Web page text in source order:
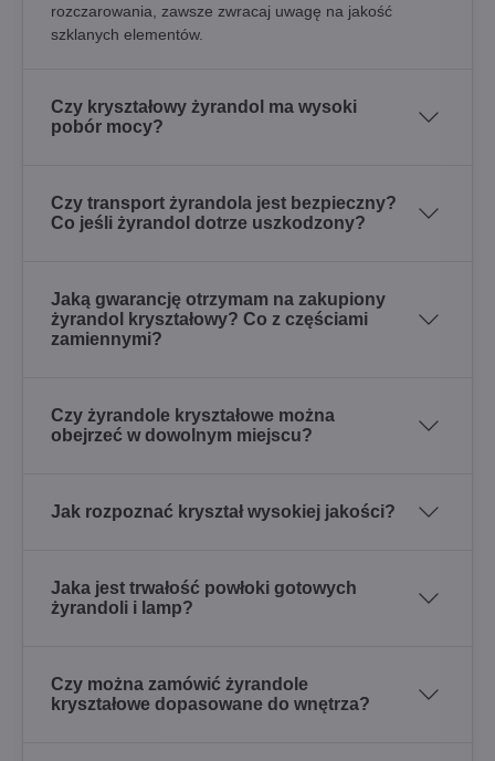
rozczarowania, zawsze zwracaj uwagę na jakość
szklanych elementów.
Czy kryształowy żyrandol ma wysoki
pobór mocy?
Czy transport żyrandola jest bezpieczny?
Co jeśli żyrandol dotrze uszkodzony?
Jaką gwarancję otrzymam na zakupiony
żyrandol kryształowy? Co z częściami
zamiennymi?
Czy żyrandole kryształowe można
obejrzeć w dowolnym miejscu?
Jak rozpoznać kryształ wysokiej jakości?
Jaka jest trwałość powłoki gotowych
żyrandoli i lamp?
Czy można zamówić żyrandole
kryształowe dopasowane do wnętrza?